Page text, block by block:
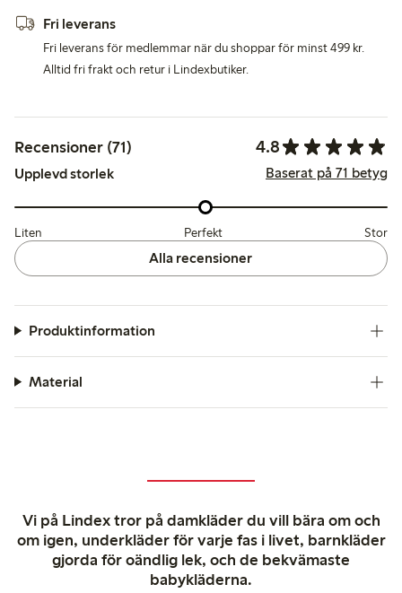
Fri leverans
Fri leverans för medlemmar när du shoppar för minst 499 kr.
Alltid fri frakt och retur i Lindexbutiker.
Recensioner (71) 4.8
Upplevd storlek Baserat på 71 betyg
Liten Perfekt Stor
Alla recensioner
Produktinformation
Material
Vi på Lindex tror på damkläder du vill bära om och
om igen, underkläder för varje fas i livet, barnkläder
gjorda för oändlig lek, och de bekvämaste
babykläderna.